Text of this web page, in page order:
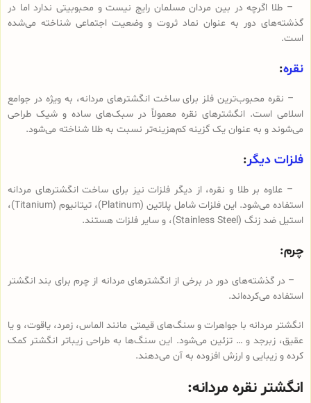
– طلا اگرچه در بین مردان مسلمان رایج نیست و محبوبیتی ندارد اما در
گذشته‌های دور به عنوان نماد ثروت و وضعیت اجتماعی شناخته می‌شده
است.
نقره:
– نقره محبوب‌ترین فلز برای ساخت انگشترهای مردانه، به ویژه در جوامع
اسلامی است. انگشترهای نقره معمولاً در سبک‌های ساده و شیک طراحی
می‌شوند و به عنوان یک گزینه کم‌هزینه‌تر نسبت به طلا شناخته می‌شود.
فلزات دیگر:
– علاوه بر طلا و نقره، از دیگر فلزات نیز برای ساخت انگشترهای مردانه
استفاده می‌شود. این فلزات شامل پلاتین (Platinum)، تیتانیوم (Titanium)،
استیل ضد زنگ (Stainless Steel)، و سایر فلزات هستند.
چرم:
– در گذشته‌های دور در برخی از انگشترهای مردانه از چرم برای بند انگشتر
استفاده می‌کرده‌اند.
انگشتر مردانه با جواهرات و سنگ‌های قیمتی مانند الماس، زمرد، یاقوت، و یا
عقیق، زبرجد و … تزئین می‌شود. این سنگ‌ها به طراحی زیباتر انگشتر کمک
کرده و زیبایی و ارزش افزوده به آن می‌دهند.
انگشتر نقره مردانه: